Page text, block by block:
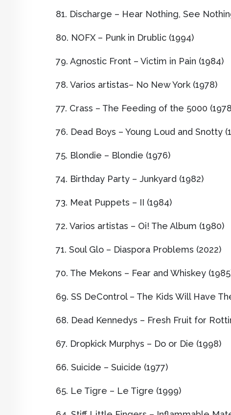
81. Discharge – Hear Nothing, See
80. NOFX – Punk in Drublic (1994)
79. Agnostic Front – Victim in Pain (1984)
78. Varios artistas– No New York (1978)
77. Crass – The Feeding of the 5000
76. Dead Boys – Young Loud and Snotty
75. Blondie – Blondie (1976)
74. Birthday Party – Junkyard (1982)
73. Meat Puppets – II (1984)
72. Varios artistas – Oi! The Album (1980)
71. Soul Glo – Diaspora Problems (2022)
70. The Mekons – Fear and Whiskey
69. SS DeControl – The Kids Will Have
68. Dead Kennedys – Fresh Fruit for
67. Dropkick Murphys – Do or Die (1998)
66. Suicide – Suicide (1977)
65. Le Tigre – Le Tigre (1999)